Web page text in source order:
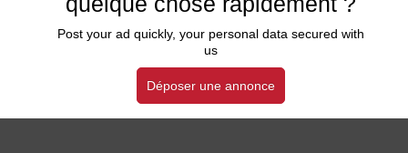
Post your ad quickly, your personal data secured with
us
Déposer une annonce